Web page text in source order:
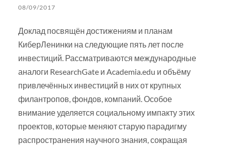
08/09/2017
Доклад посвящён достижениям и планам
КиберЛенинки на следующие пять лет после
инвестиций. Рассматриваются международные
аналоги ResearchGate и Academia.edu и объёму
привлечённых инвестиций в них от крупных
филантропов, фондов, компаний. Особое
внимание уделяется социальному импакту этих
проектов, которые меняют старую парадигму
распространения научного знания, сокращая